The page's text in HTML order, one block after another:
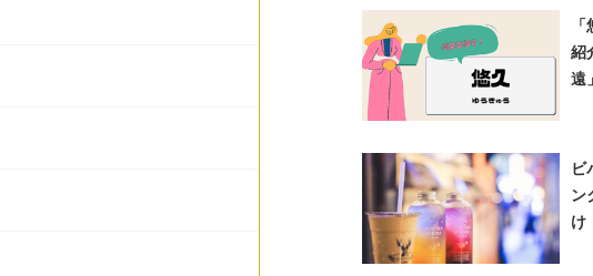
紹
遠
ビ
ン
け